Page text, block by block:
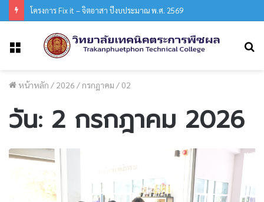
โครงการ Fix it – จิตอาสา ปีงบประมาณ พ.ศ. 2569
หน้าหลัก / 2026 /กรกฎาคม / 02
วัน: 2 กรกฎาคม 2026